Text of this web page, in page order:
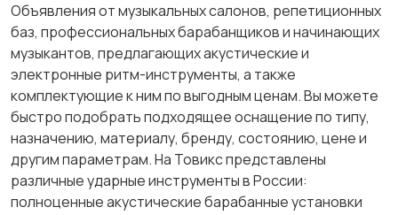
Объявления от музыкальных салонов, репетиционных
баз, профессиональных барабанщиков и начинающих
музыкантов, предлагающих акустические и
электронные ритм-инструменты, а также
комплектующие к ним по выгодным ценам. Вы можете
быстро подобрать подходящее оснащение по типу,
назначению, материалу, бренду, состоянию, цене и
другим параметрам. На Товикс представлены
различные ударные инструменты в России:
полноценные акустические барабанные установки